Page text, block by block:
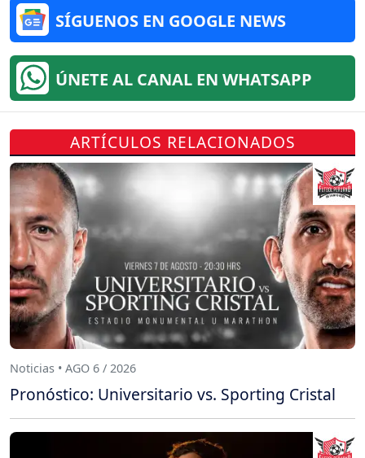
SÍGUENOS EN GOOGLE NEWS
ÚNETE AL CANAL EN WHATSAPP
ARTÍCULOS RELACIONADOS
Noticias • AGO 6 / 2026
Pronóstico: Universitario vs. Sporting Cristal